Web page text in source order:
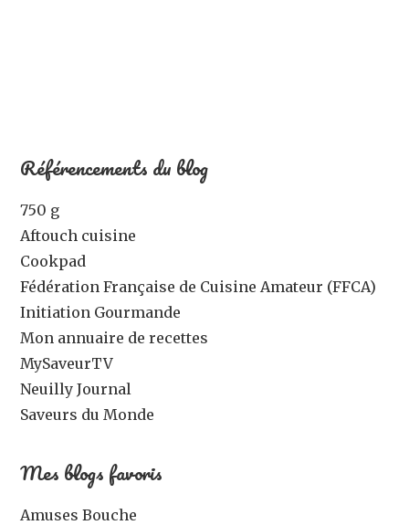
Référencements du blog
750 g
Aftouch cuisine
Cookpad
Fédération Française de Cuisine Amateur (FFCA)
Initiation Gourmande
Mon annuaire de recettes
MySaveurTV
Neuilly Journal
Saveurs du Monde
Mes blogs favoris
Amuses Bouche